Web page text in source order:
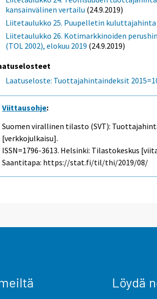
kansainvälinen vertailu (24.9.2019)
Liitetaulukko 25. Puupelletin kuluttajahinta
Liitetaulukko 26. Kotimarkkinoiden
(TOL 2002), elokuu 2019 (24.9.2019)
Laatuseloste: Tuottajahintaindeksit
Viittausohje:
Suomen virallinen tilasto (SVT):
[verkkojulkaisu].
ISSN=1796-3613. Helsinki: Tilastokeskus
Saantitapa: https://stat.fi/til/thi/2019/08/
Löydä